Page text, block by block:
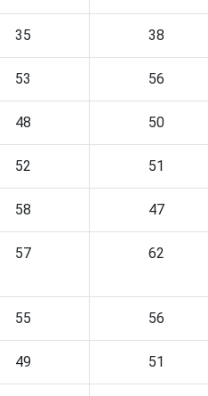
35 38
53 56
48 50
52 51
58 47
57 62
55 56
49 51